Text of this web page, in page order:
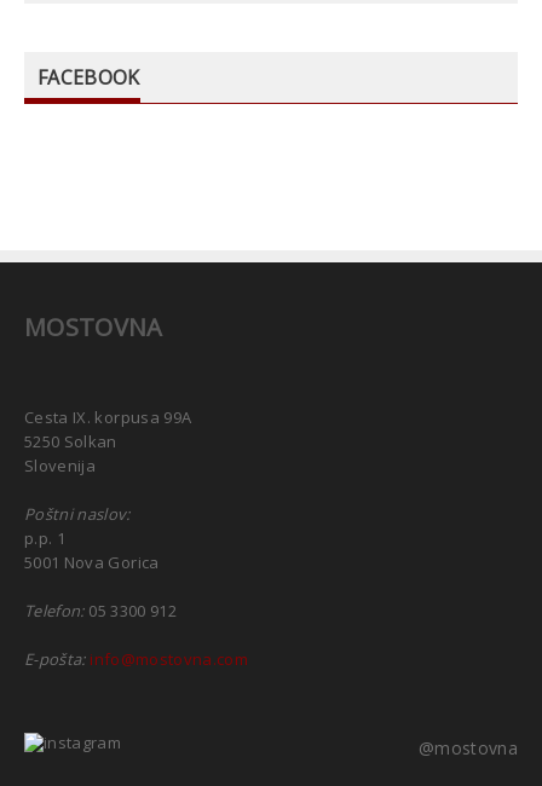
FACEBOOK
MOSTOVNA
Cesta IX. korpusa 99A
5250 Solkan
Slovenija
Poštni naslov:
p.p. 1
5001 Nova Gorica
Telefon:05 3300 912
E-pošta: info@mostovna.com
@mostovna